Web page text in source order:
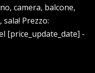
camera, balcone,
Prezzo:
[price_update_date] -